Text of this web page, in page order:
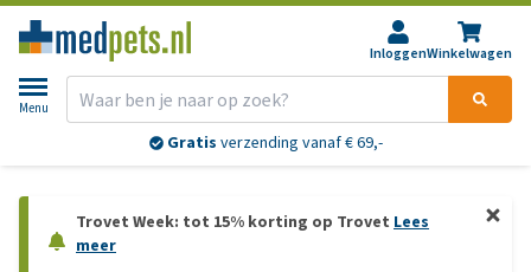
InloggenWinkelwagen
Menu
Gratis verzending vanaf € 69,-
Trovet Week: tot 15% korting op Trovet Lees
meer